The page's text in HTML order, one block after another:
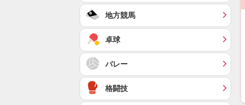
地方競馬
卓球
バレー
格闘技